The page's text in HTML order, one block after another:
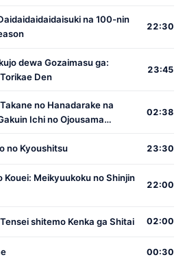
na 100-nin
22:30
dewa Gozaimasu ga:
Den
23:45
no Hanadarake na
Ichi no Ojousama
ni Narimashita
02:38
no Kyoushitsu 23:30
Kouei: Meikyuukoku no Shinjin
22:00
shitemo Kenka ga Shitai 02:00
00:30